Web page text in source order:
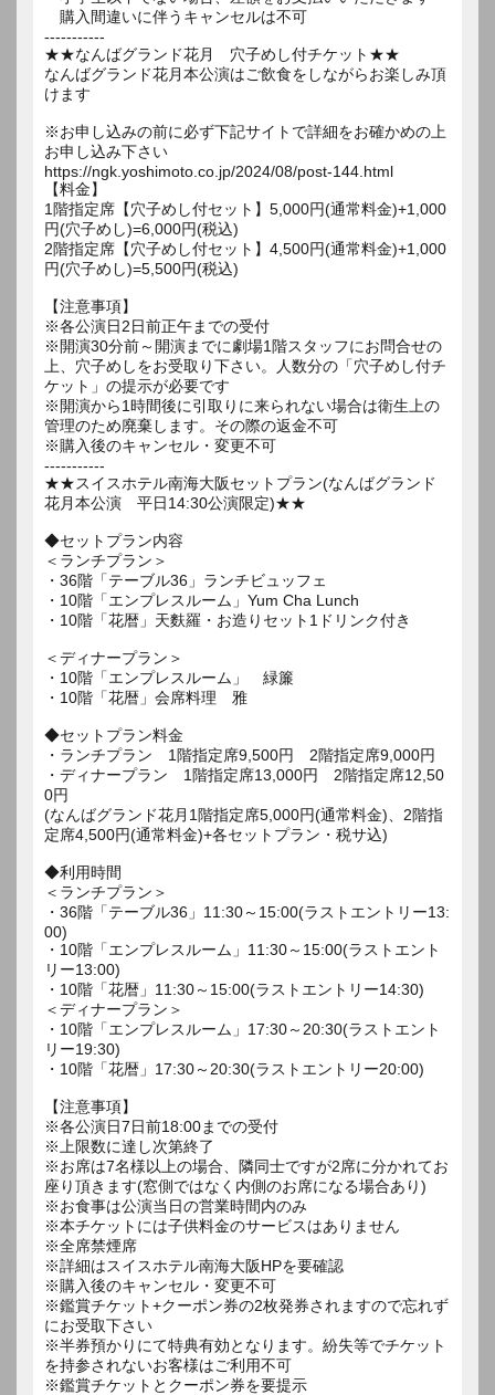
購入間違いに伴うキャンセルは不可
-----------
★★なんばグランド花月 穴子めし付チケット★★
なんばグランド花月本公演はご飲食をしながらお楽しみ頂
けます
※お申し込みの前に必ず下記サイトで詳細をお確かめの上
お申し込み下さい
https://ngk.yoshimoto.co.jp/2024/08/post-144.html
【料金】
1階指定席【穴子めし付セット】5,000円(通常料金)+1,000
円(穴子めし)=6,000円(税込)
2階指定席【穴子めし付セット】4,500円(通常料金)+1,000
円(穴子めし)=5,500円(税込)
【注意事項】
※各公演日2日前正午までの受付
※開演30分前～開演までに劇場1階スタッフにお問合せの
上、穴子めしをお受取り下さい。人数分の「穴子めし付チ
ケット」の提示が必要です
※開演から1時間後に引取りに来られない場合は衛生上の
管理のため廃棄します。その際の返金不可
※購入後のキャンセル・変更不可
-----------
★★スイスホテル南海大阪セットプラン(なんばグランド
花月本公演 平日14:30公演限定)★★
◆セットプラン内容
＜ランチプラン＞
・36階「テーブル36」ランチビュッフェ
・10階「エンプレスルーム」Yum Cha Lunch
・10階「花暦」天麩羅・お造りセット1ドリンク付き
＜ディナープラン＞
・10階「エンプレスルーム」 緑簾
・10階「花暦」会席料理 雅
◆セットプラン料金
・ランチプラン 1階指定席9,500円 2階指定席9,000円
・ディナープラン 1階指定席13,000円 2階指定席12,50
0円
(なんばグランド花月1階指定席5,000円(通常料金)、2階指
定席4,500円(通常料金)+各セットプラン・税サ込)
◆利用時間
＜ランチプラン＞
・36階「テーブル36」11:30～15:00(ラストエントリー13:
00)
・10階「エンプレスルーム」11:30～15:00(ラストエント
リー13:00)
・10階「花暦」11:30～15:00(ラストエントリー14:30)
＜ディナープラン＞
・10階「エンプレスルーム」17:30～20:30(ラストエント
リー19:30)
・10階「花暦」17:30～20:30(ラストエントリー20:00)
【注意事項】
※各公演日7日前18:00までの受付
※上限数に達し次第終了
※お席は7名様以上の場合、隣同士ですが2席に分かれてお
座り頂きます(窓側ではなく内側のお席になる場合あり)
※お食事は公演当日の営業時間内のみ
※本チケットには子供料金のサービスはありません
※全席禁煙席
※詳細はスイスホテル南海大阪HPを要確認
※購入後のキャンセル・変更不可
※鑑賞チケット+クーポン券の2枚発券されますので忘れず
にお受取下さい
※半券預かりにて特典有効となります。紛失等でチケット
を持参されないお客様はご利用不可
※鑑賞チケットとクーポン券を要提示